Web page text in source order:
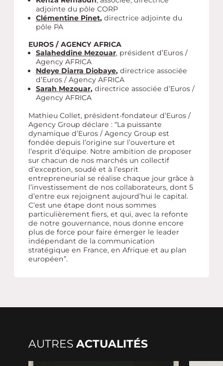
adjointe du pôle CORP
Clémentine Pinet,directrice adjointe du
pôle PA
EUROS / AGENCY AFRICA
Salaheddine Mezouar, président d’Euros /
Agency AFRICA
Ndeye Diarra Diobaye,directrice associée
d’Euros / Agency AFRICA
Sarah Mezouar, directrice associée d’Euros /
Agency AFRICA
Mathieu Collet, président-fondateur d’Euros /
Agency Group déclare :“La puissante
dynamique d’Euros / Agency Group est
fondée depuis l’origine sur l’ouverture et
l’esprit d’équipe. Notre ambition de proposer
sur chacun de nos marchés un collectif
d’exception, soudé et à l’esprit
entrepreneurial se réalise chaque jour grâce à
l’investissement de nos collaborateurs, dont 5
d’entre eux rejoignent aujourd’hui le capital.
C’est une étape dont nous sommes
particulièrement fiers, et qui, avec la refonte
de notre gouvernance, nous donne encore
plus de force pour faire émerger le leader
indépendant de la communication
stratégique en France, en Afrique et au plan
européen”.
AUTRES ACTUALITÉS